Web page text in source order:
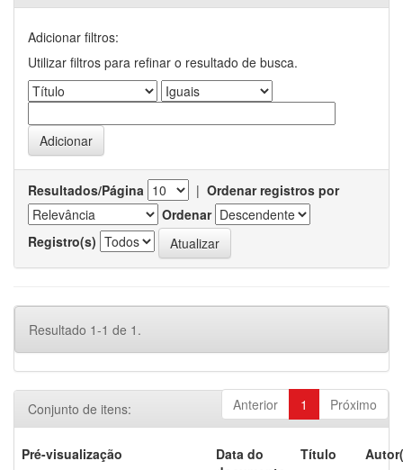
Adicionar filtros:
Utilizar filtros para refinar o resultado de busca.
Resultados/Página | Ordenar registros por
Ordenar
Registro(s)
Resultado 1-1 de 1.
Anterior 1 Próximo
Conjunto de itens:
Pré-visualização
Data do
Título